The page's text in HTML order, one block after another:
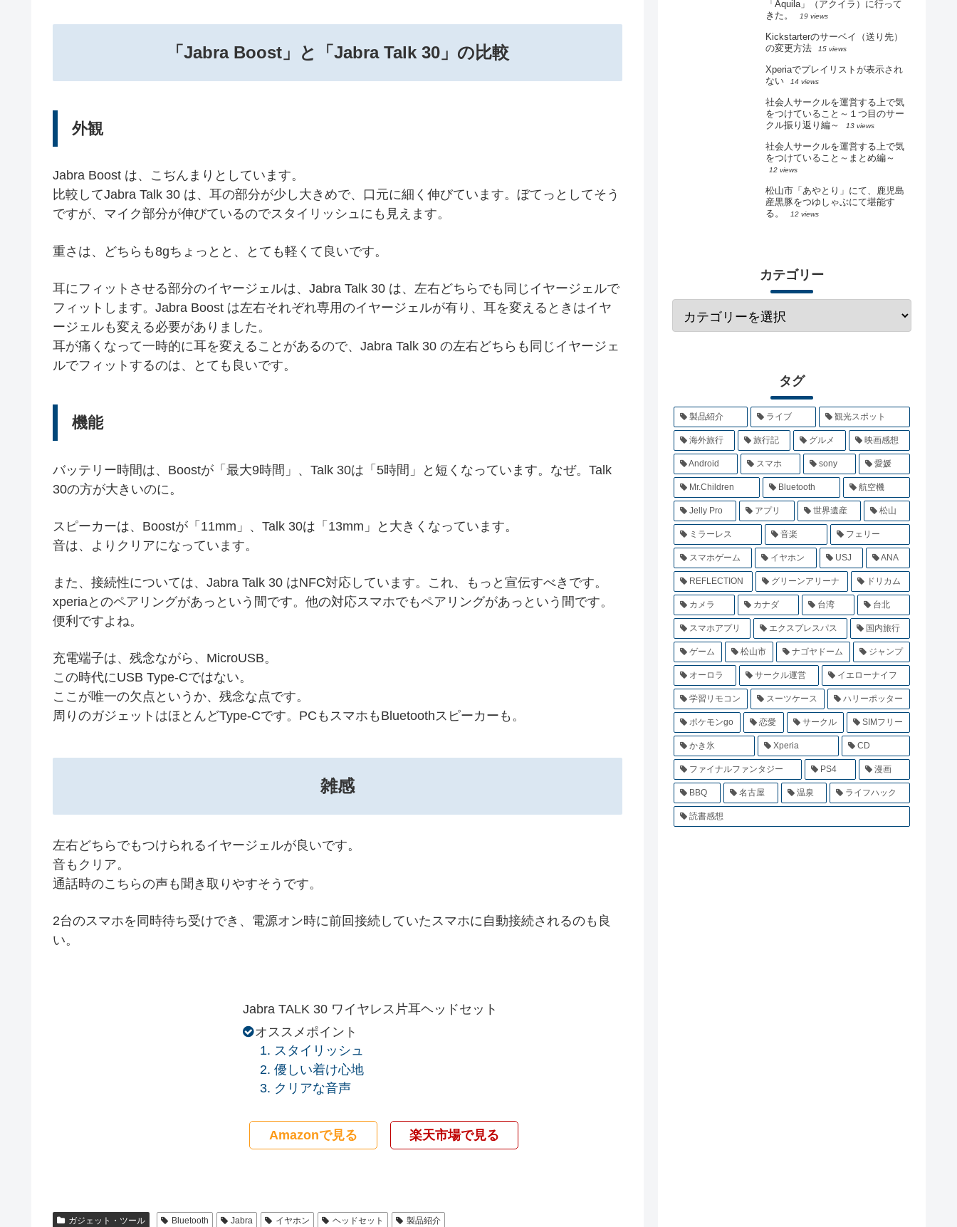
「Jabra Boost」と「Jabra Talk 30」の比較
外観
Jabra Boost は、こぢんまりとしています。
比較してJabra Talk 30 は、耳の部分が少し大きめで、口元に細く伸びています。ぼてっとしてそう
ですが、マイク部分が伸びているのでスタイリッシュにも見えます。
重さは、どちらも8gちょっとと、とても軽くて良いです。
耳にフィットさせる部分のイヤージェルは、Jabra Talk 30 は、左右どちらでも同じイヤージェルで
フィットします。Jabra Boost は左右それぞれ専用のイヤージェルが有り、耳を変えるときはイヤ
ージェルも変える必要がありました。
耳が痛くなって一時的に耳を変えることがあるので、Jabra Talk 30 の左右どちらも同じイヤージェ
ルでフィットするのは、とても良いです。
機能
バッテリー時間は、Boostが「最大9時間」、Talk 30は「5時間」と短くなっています。なぜ。Talk
30の方が大きいのに。
スピーカーは、Boostが「11mm」、Talk 30は「13mm」と大きくなっています。
音は、よりクリアになっています。
また、接続性については、Jabra Talk 30 はNFC対応しています。これ、もっと宣伝すべきです。
xperiaとのペアリングがあっという間です。他の対応スマホでもペアリングがあっという間です。
便利ですよね。
充電端子は、残念ながら、MicroUSB。
この時代にUSB Type-Cではない。
ここが唯一の欠点というか、残念な点です。
周りのガジェットはほとんどType-Cです。PCもスマホもBluetoothスピーカーも。
雑感
左右どちらでもつけられるイヤージェルが良いです。
音もクリア。
通話時のこちらの声も聞き取りやすそうです。
2台のスマホを同時待ち受けでき、電源オン時に前回接続していたスマホに自動接続されるのも良
い。
Jabra TALK 30 ワイヤレス片耳ヘッドセット
オススメポイント
スタイリッシュ
優しい着け心地
クリアな音声
Amazonで見る 楽天市場で見る
ガジェット・ツール Bluetooth Jabra イヤホン ヘッドセット 製品紹介
「Aquila」（アクイラ）に行って
きた。
19 views
Kickstarterのサーベイ（送り先）
の変更方法
15 views
Xperiaでプレイリストが表示され
ない
14 views
社会人サークルを運営する上で気
をつけていること～１つ目のサー
クル振り返り編～
13 views
社会人サークルを運営する上で気
をつけていること～まとめ編～
12 views
松山市「あやとり」にて、鹿児島
産黒豚をつゆしゃぶにて堪能す
る。
12 views
カテゴリー
タグ
製品紹介 ライブ 観光スポット
海外旅行 旅行記 グルメ 映画感想
Android スマホ sony 愛媛
Mr.Children Bluetooth 航空機
Jelly Pro アプリ 世界遺産 松山
ミラーレス 音楽 フェリー
スマホゲーム イヤホン USJ ANA
REFLECTION グリーンアリーナ ドリカム
カメラ カナダ 台湾 台北
スマホアプリ エクスプレスパス 国内旅行
ゲーム 松山市 ナゴヤドーム ジャンプ
オーロラ サークル運営 イエローナイフ
学習リモコン スーツケース ハリーポッター
ポケモンgo 恋愛 サークル SIMフリー
かき氷 Xperia CD
ファイナルファンタジー PS4 漫画
BBQ 名古屋 温泉 ライフハック
読書感想